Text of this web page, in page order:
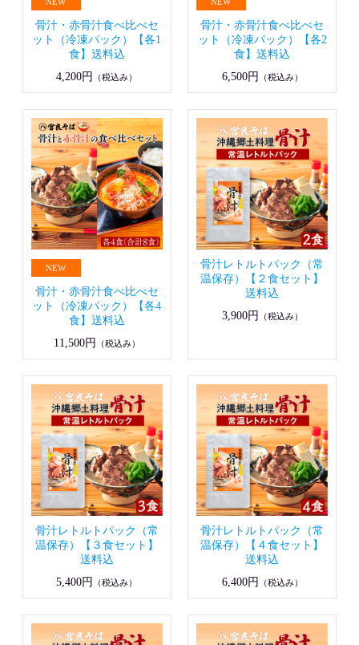
骨汁・赤骨汁食べ比べセ
ット（冷凍パック）【各1
食】送料込
4,200円
（税込み）
骨汁・赤骨汁食べ比べセ
ット（冷凍パック）【各2
食】送料込
6,500円
（税込み）
骨汁・赤骨汁食べ比べセ
ット（冷凍パック）【各4
食】送料込
11,500円
（税込み）
骨汁レトルトパック（常
温保存）【２食セット】
送料込
3,900円
（税込み）
骨汁レトルトパック（常
温保存）【３食セット】
送料込
5,400円
（税込み）
骨汁レトルトパック（常
温保存）【４食セット】
送料込
6,400円
（税込み）